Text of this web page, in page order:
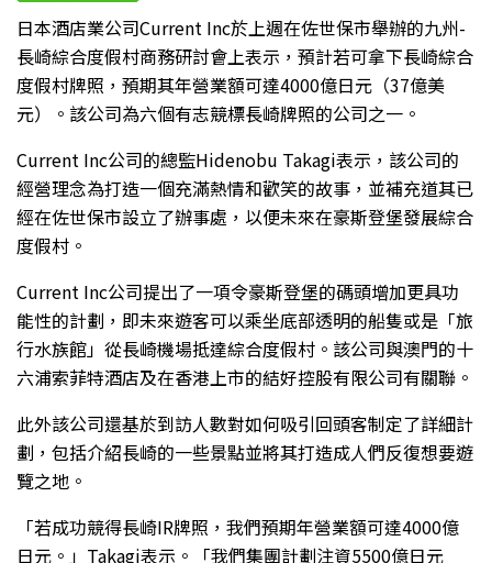
日本酒店業公司Current Inc於上週在佐世保市舉辦的九州-
長崎綜合度假村商務研討會上表示，預計若可拿下長崎綜合
度假村牌照，預期其年營業額可達4000億日元（37億美
元）。該公司為六個有志競標長崎牌照的公司之一。
Current Inc公司的總監Hidenobu Takagi表示，該公司的
經營理念為打造一個充滿熱情和歡笑的故事，並補充道其已
經在佐世保市設立了辦事處，以便未來在豪斯登堡發展綜合
度假村。
Current Inc公司提出了一項令豪斯登堡的碼頭增加更具功
能性的計劃，即未來遊客可以乘坐底部透明的船隻或是「旅
行水族館」從長崎機場抵達綜合度假村。該公司與澳門的十
六浦索菲特酒店及在香港上市的結好控股有限公司有關聯。
此外該公司還基於到訪人數對如何吸引回頭客制定了詳細計
劃，包括介紹長崎的一些景點並將其打造成人們反復想要遊
覽之地。
「若成功競得長崎IR牌照，我們預期年營業額可達4000億
日元。」Takagi表示。「我們集團計劃注資5500億日元